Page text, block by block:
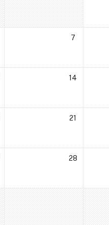
подій, пʼятниця, 6 грудняНемає подій,
7
подій, пʼятниця, 13 грудняНемає подій,
14
подій, пʼятниця, 20 грудня
Немає подій,
21
подій, пʼятниця, 27 грудня
Немає подій,
28